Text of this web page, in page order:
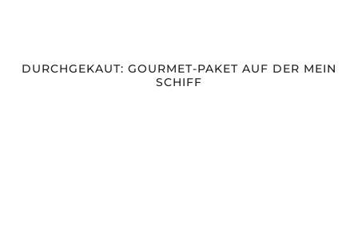
DURCHGEKAUT: GOURMET-PAKET AUF DER MEIN
SCHIFF